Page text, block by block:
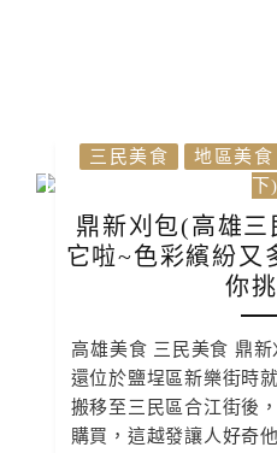
三民美食 地區美食
下)
鼎新刈包(高雄三
它啦~色彩繽紛又
你
高雄美食 三民美食 鼎
還位於鹽埕區新樂街時
搬移至三民區合江街後
購買，這越發讓人好奇